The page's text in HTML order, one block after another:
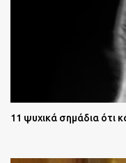
11 ψυχικά σημάδια ότι